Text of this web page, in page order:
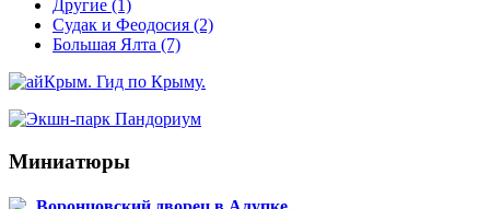
Другие (1)
Судак и Феодосия (2)
Большая Ялта (7)
Миниатюры